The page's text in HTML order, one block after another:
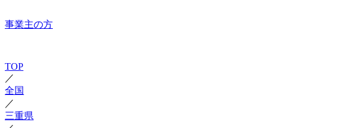
事業主の方
TOP
／
全国
／
三重県